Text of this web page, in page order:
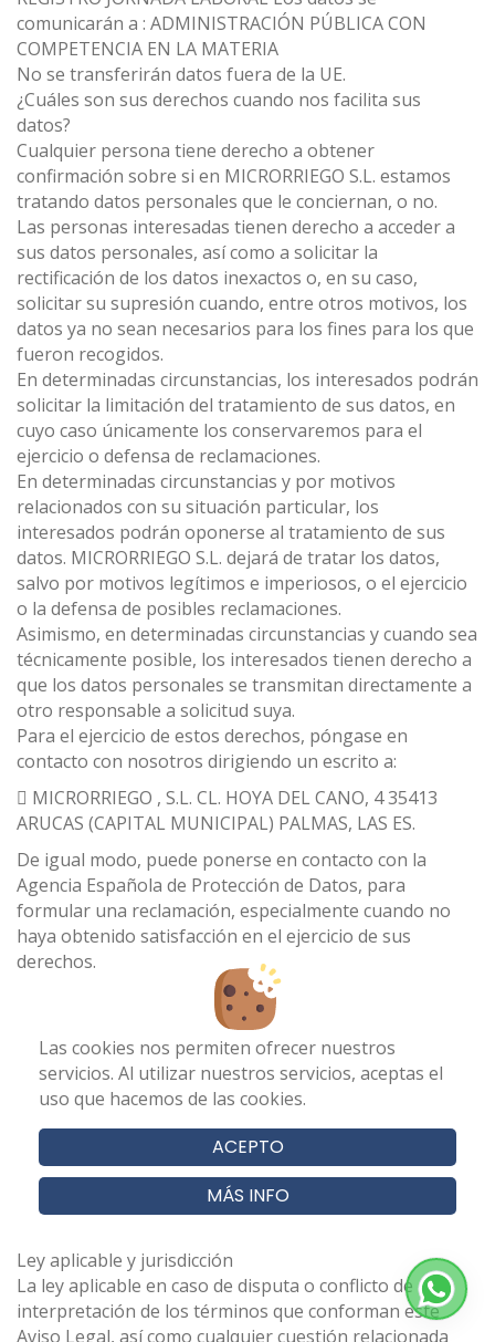
Las cookies nos permiten ofrecer nuestros
servicios. Al utilizar nuestros servicios, aceptas el
uso que hacemos de las cookies.
ACEPTO
MÁS INFO
comunicarán a : ADMINISTRACIÓN PÚBLICA CON
COMPETENCIA EN LA MATERIA
No se transferirán datos fuera de la UE.
¿Cuáles son sus derechos cuando nos facilita sus
datos?
Cualquier persona tiene derecho a obtener
confirmación sobre si en MICRORRIEGO S.L. estamos
tratando datos personales que le conciernan, o no.
Las personas interesadas tienen derecho a acceder a
sus datos personales, así como a solicitar la
rectificación de los datos inexactos o, en su caso,
solicitar su supresión cuando, entre otros motivos, los
datos ya no sean necesarios para los fines para los que
fueron recogidos.
En determinadas circunstancias, los interesados podrán
solicitar la limitación del tratamiento de sus datos, en
cuyo caso únicamente los conservaremos para el
ejercicio o defensa de reclamaciones.
En determinadas circunstancias y por motivos
relacionados con su situación particular, los
interesados podrán oponerse al tratamiento de sus
datos. MICRORRIEGO S.L. dejará de tratar los datos,
salvo por motivos legítimos e imperiosos, o el ejercicio
o la defensa de posibles reclamaciones.
Asimismo, en determinadas circunstancias y cuando sea
técnicamente posible, los interesados tienen derecho a
que los datos personales se transmitan directamente a
otro responsable a solicitud suya.
Para el ejercicio de estos derechos, póngase en
contacto con nosotros dirigiendo un escrito a:
 MICRORRIEGO , S.L. CL. HOYA DEL CANO, 4 35413
ARUCAS (CAPITAL MUNICIPAL) PALMAS, LAS ES.
De igual modo, puede ponerse en contacto con la
Agencia Española de Protección de Datos, para
formular una reclamación, especialmente cuando no
haya obtenido satisfacción en el ejercicio de sus
derechos.
El sitio Web de MICRORRIEGO S.L. utiliza cookies para el
correcto funcionamiento y visualización de los sitios
Web por parte del usuario, así como la recogida de
estadísticas. En concreto, se utilizan las siguientes
Cookies:
Cookie Temporalidad Titularidad Funcionalidad
Ley aplicable y jurisdicción
La ley aplicable en caso de disputa o conflicto de
interpretación de los términos que conforman este
Aviso Legal, así como cualquier cuestión relacionada